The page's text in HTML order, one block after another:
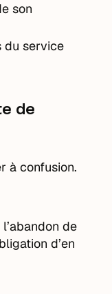
son
du service
de
à confusion.
de
d’en